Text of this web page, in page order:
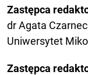
Zastępca
dr Agata
Uniwersytet
Zastępca